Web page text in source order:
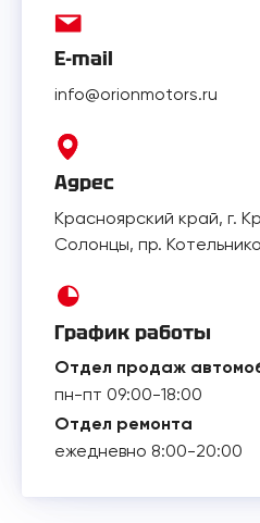
E-mail
info@orionmotors.ru
Адрес
Красноярский край, г.
Солонцы, пр.
График работы
Отдел продаж
пн-пт 09:00-18:00
Отдел ремонта
ежедневно 8:00-20:00